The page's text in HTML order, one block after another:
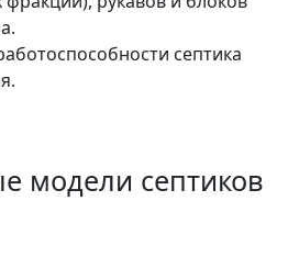
септика
модели септиков